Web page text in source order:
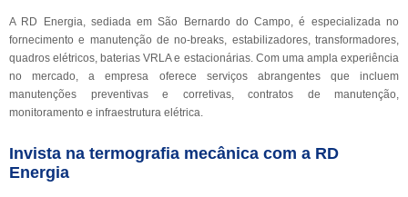
A RD Energia, sediada em São Bernardo do Campo, é especializada no
fornecimento e manutenção de no-breaks, estabilizadores, transformadores,
quadros elétricos, baterias VRLA e estacionárias. Com uma ampla experiência
no mercado, a empresa oferece serviços abrangentes que incluem
manutenções preventivas e corretivas, contratos de manutenção,
monitoramento e infraestrutura elétrica.
Invista na termografia mecânica com a RD
Energia